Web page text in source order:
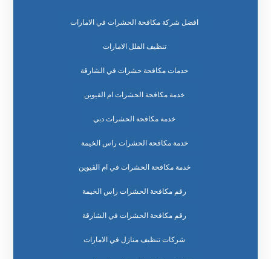
افضل شركة مكافحة الحشرات في الامارات
تنظيف الفلل الامارات
خدمات مكافحة حشرات في الشارقة
خدمة مكافحة الحشرات ام القيوين
خدمة مكافحة الحشرات دبي
خدمة مكافحة الحشرات راس الخيمة
خدمة مكافحة الحشرات في ام القيوين
رقم مكافحة الحشرات راس الخيمة
رقم مكافحة الحشرات في الشارقة
شركات تنظيف منازل في الامارات